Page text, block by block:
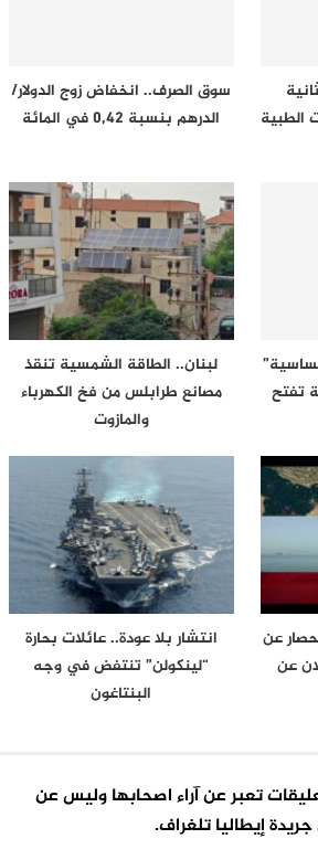
الطبية
سوق الصرف.. انخفاض زوج الدولار/
الدرهم بنسبة 0,42 في المائة
تفتح
لبنان.. الطاقة الشمسية تنقذ
مصانع طرابلس من فخ الكهرباء
والمازوت
عن
عن
انتشار بلا عودة.. عائلات بحارة
“لينكولن” تنتفض في وجه
البنتاغون
تعبر عن آراء اصحابها وليس عن
جريدة إيطاليا تلغراف.